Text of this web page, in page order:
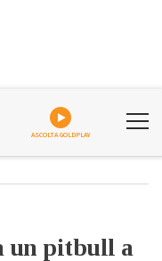
ASCOLTA GOLDPLAY
un pitbull a